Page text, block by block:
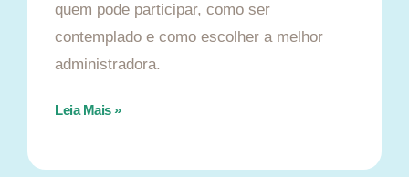
quem pode participar, como ser
contemplado e como escolher a melhor
administradora.
Leia Mais »